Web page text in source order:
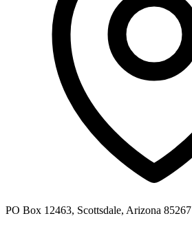
PO Box 12463, Scottsdale, Arizona 85267